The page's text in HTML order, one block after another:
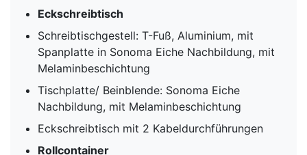
Eckschreibtisch
Schreibtischgestell: T-Fuß, Aluminium, mit
Spanplatte in Sonoma Eiche Nachbildung, mit
Melaminbeschichtung
Tischplatte/ Beinblende: Sonoma Eiche
Nachbildung, mit Melaminbeschichtung
Eckschreibtisch mit 2 Kabeldurchführungen
Rollcontainer